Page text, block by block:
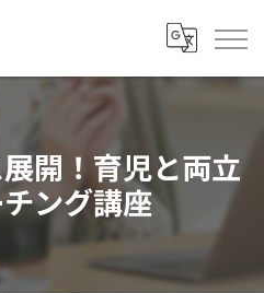
開！育児と両立
ング講座